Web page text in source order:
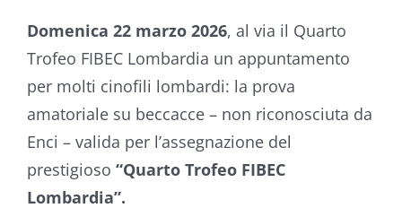
Domenica 22 marzo 2026, al via il Quarto
Trofeo FIBEC Lombardia un appuntamento
per molti cinofili lombardi: la prova
amatoriale su beccacce – non riconosciuta da
Enci – valida per l’assegnazione del
prestigioso “Quarto Trofeo FIBEC
Lombardia”.